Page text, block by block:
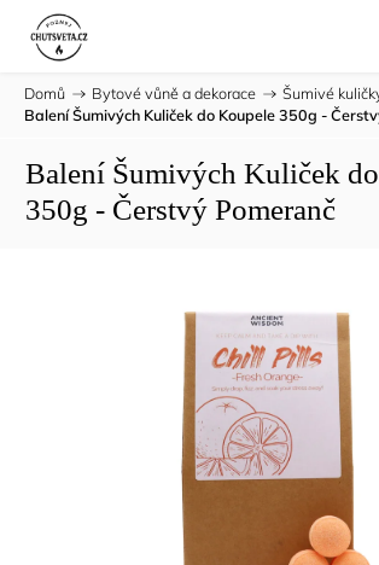
Domů / Bytové vůně a dekorace / Šumivé
Balení Šumivých Kuliček do Koupele 350g -
Balení Šumivých Kuliček
350g - Čerstvý Pomeranč